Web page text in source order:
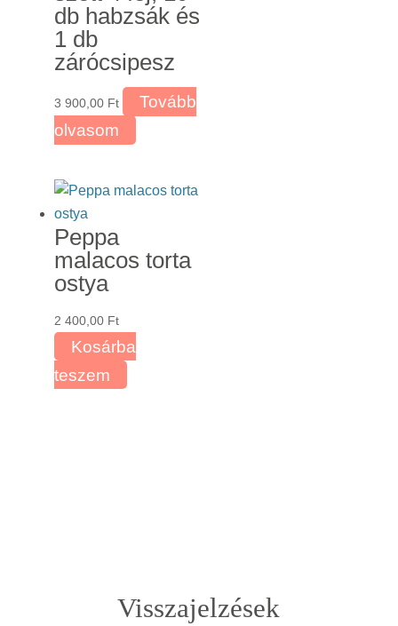
a
választhatók
ki
db habzsák és
1 db
zárócsipesz
3 900,00 Ft
Tovább
olvasom
Peppa
malacos torta
ostya
2 400,00 Ft
Kosárba
teszem
Visszajelzések